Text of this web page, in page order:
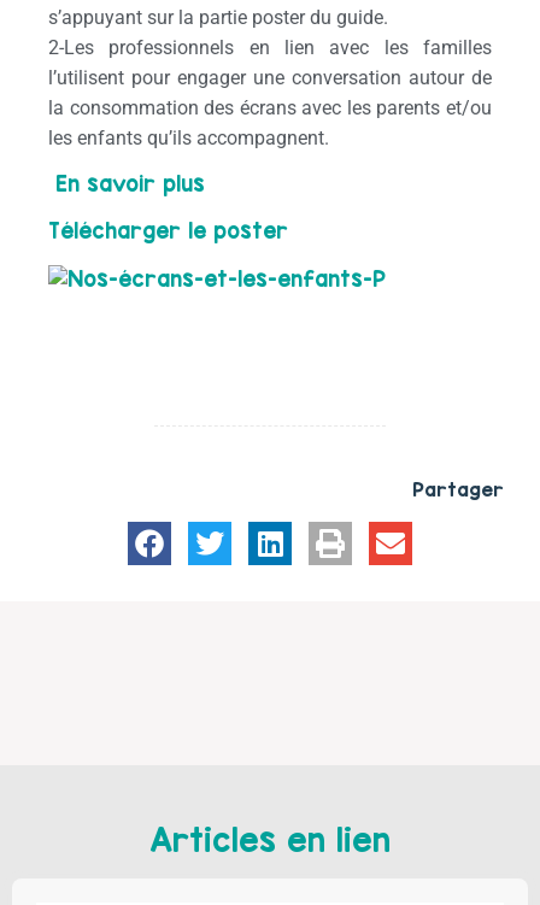
s’appuyant sur la partie poster du guide.
2-Les professionnels en lien avec les familles
l’utilisent pour engager une conversation autour de
la consommation des écrans avec les parents et/ou
les enfants qu’ils accompagnent.
En savoir plus
Télécharger le poster
Partager
Articles en lien